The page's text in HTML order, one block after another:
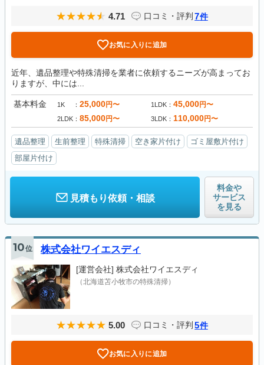
4.71 口コミ・評判 7件
お気に入りに追加
近年、遺品整理や特殊清掃を業者に依頼するニーズが高まってお
りますが、中には...
基本料金 1K 25,000円〜 1LDK 45,000円〜
2LDK 85,000円〜 3LDK 110,000円〜
遺品整理 生前整理 特殊清掃 空き家片付け
ゴミ屋敷片付け
部屋片付け
見積もり依頼・相談
料金や
サービス
を見る
10位 株式会社ワイエスディ
[運営会社] 株式会社ワイエスディ
（北海道苫小牧市の特殊清掃）
5.00 口コミ・評判 5件
お気に入りに追加